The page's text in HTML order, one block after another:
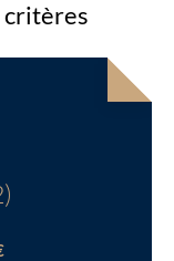
critères